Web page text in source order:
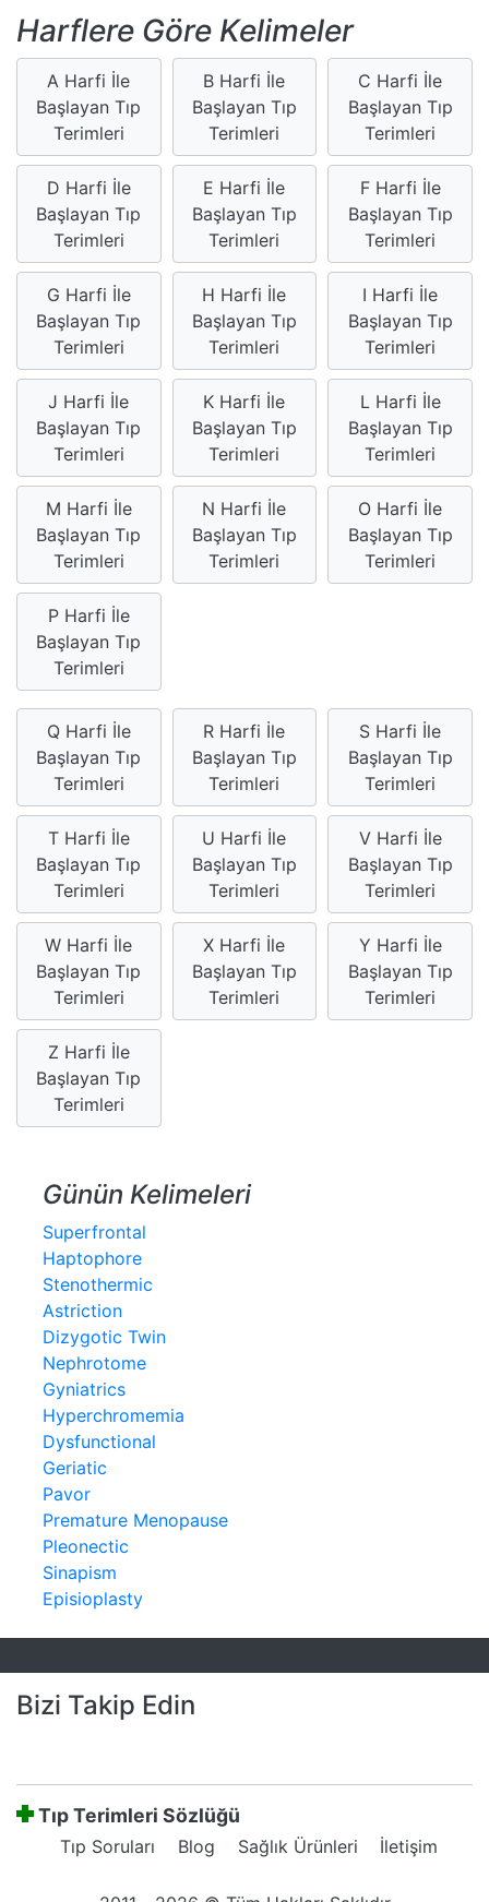
Harflere Göre Kelimeler
A Harfi İle
Başlayan Tıp
Terimleri
B Harfi İle
Başlayan Tıp
Terimleri
C Harfi İle
Başlayan Tıp
Terimleri
D Harfi İle
Başlayan Tıp
Terimleri
E Harfi İle
Başlayan Tıp
Terimleri
F Harfi İle
Başlayan Tıp
Terimleri
G Harfi İle
Başlayan Tıp
Terimleri
H Harfi İle
Başlayan Tıp
Terimleri
I Harfi İle
Başlayan Tıp
Terimleri
J Harfi İle
Başlayan Tıp
Terimleri
K Harfi İle
Başlayan Tıp
Terimleri
L Harfi İle
Başlayan Tıp
Terimleri
M Harfi İle
Başlayan Tıp
Terimleri
N Harfi İle
Başlayan Tıp
Terimleri
O Harfi İle
Başlayan Tıp
Terimleri
P Harfi İle
Başlayan Tıp
Terimleri
Q Harfi İle
Başlayan Tıp
Terimleri
R Harfi İle
Başlayan Tıp
Terimleri
S Harfi İle
Başlayan Tıp
Terimleri
T Harfi İle
Başlayan Tıp
Terimleri
U Harfi İle
Başlayan Tıp
Terimleri
V Harfi İle
Başlayan Tıp
Terimleri
W Harfi İle
Başlayan Tıp
Terimleri
X Harfi İle
Başlayan Tıp
Terimleri
Y Harfi İle
Başlayan Tıp
Terimleri
Z Harfi İle
Başlayan Tıp
Terimleri
Günün Kelimeleri
Superfrontal
Haptophore
Stenothermic
Astriction
Dizygotic Twin
Nephrotome
Gyniatrics
Hyperchromemia
Dysfunctional
Geriatic
Pavor
Premature Menopause
Pleonectic
Sinapism
Episioplasty
Bizi Takip Edin
Tıp Terimleri Sözlüğü
Tıp Soruları Blog Sağlık Ürünleri İletişim